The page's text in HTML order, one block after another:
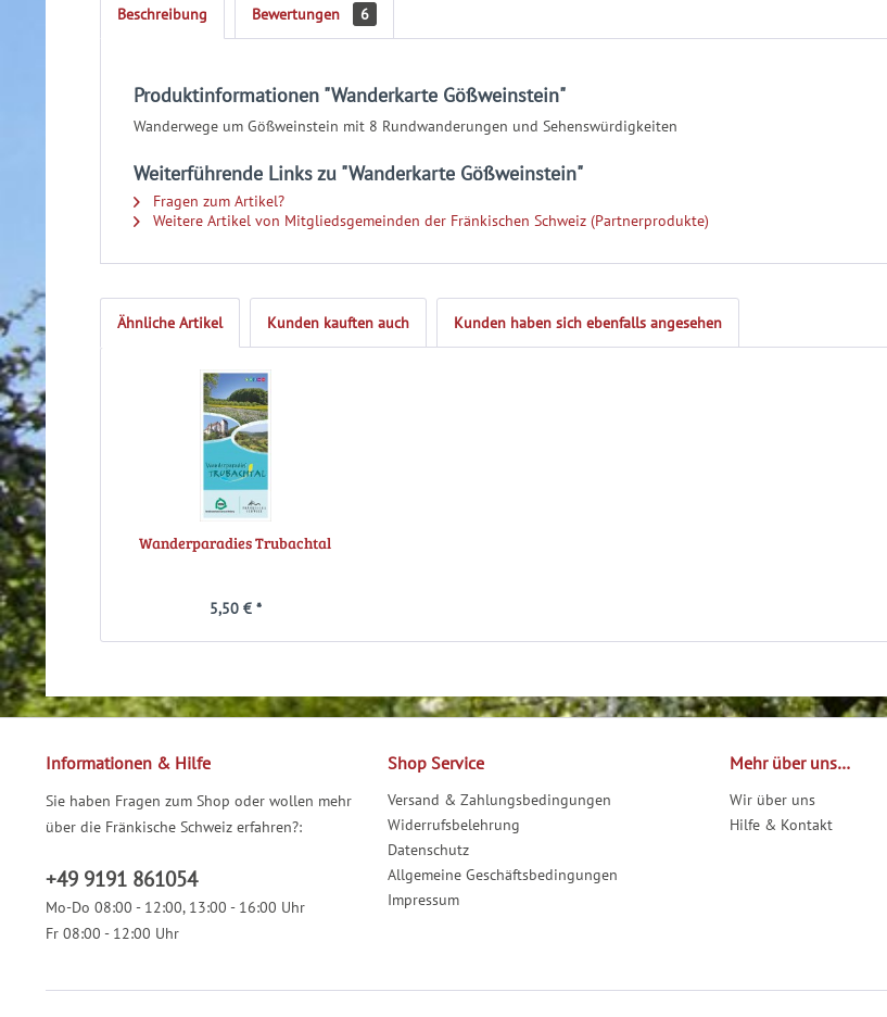
Beschreibung Bewertungen 6
Produktinformationen "Wanderkarte Gößweinstein"
Wanderwege um Gößweinstein mit 8 Rundwanderungen und Sehenswürdigkeiten
Weiterführende Links zu "Wanderkarte Gößweinstein"
Fragen zum Artikel?
Weitere Artikel von Mitgliedsgemeinden der Fränkischen Schweiz (Partnerprodukte)
Ähnliche Artikel Kunden kauften auch Kunden haben sich ebenfalls angesehen
Wanderparadies Trubachtal
5,50 € *
Informationen & Hilfe
Sie haben Fragen zum Shop oder wollen mehr
über die Fränkische Schweiz erfahren?:
+49 9191 861054
Mo-Do 08:00 - 12:00, 13:00 - 16:00 Uhr
Fr 08:00 - 12:00 Uhr
Shop Service
Versand & Zahlungsbedingungen
Widerrufsbelehrung
Datenschutz
Allgemeine Geschäftsbedingungen
Impressum
Mehr über uns…
Wir über uns
Hilfe & Kontakt